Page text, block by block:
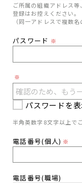
ご所属の組織アドレス
登録はお控えください。
（同一アドレスで複数
パスワード ※
※
パスワードを
半角英数字8文字以上で
電話番号(個人) ※
電話番号(職場)